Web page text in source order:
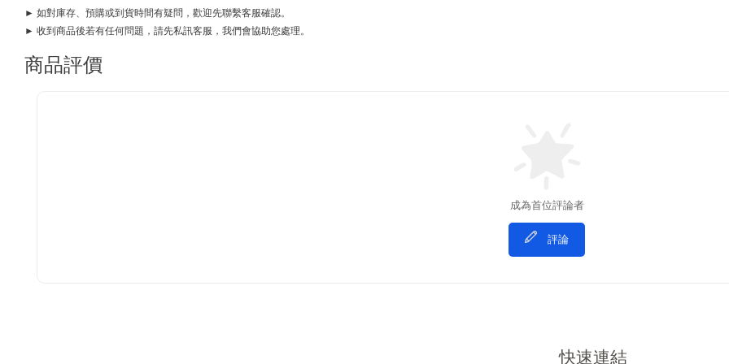
► 如對庫存、預購或到貨時間有疑問，歡迎先聯繫客服確認。
► 收到商品後若有任何問題，請先私訊客服，我們會協助您處理。
商品評價
成為首位評論者
評論
快速連結